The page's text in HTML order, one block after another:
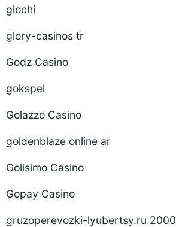
giochi
glory-casinos tr
Godz Casino
gokspel
Golazzo Casino
goldenblaze online ar
Golisimo Casino
Gopay Casino
gruzoperevozki-lyubertsy.ru 2000